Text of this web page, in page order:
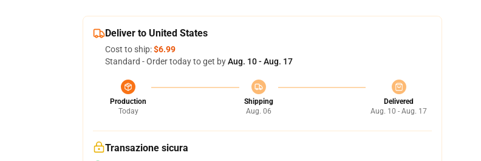
Deliver to United States
Cost to ship:$6.99
Standard - Order today to get byAug. 10 - Aug. 17
Production
Today
Shipping
Aug. 06
Delivered
Aug. 10 - Aug. 17
Transazione sicura